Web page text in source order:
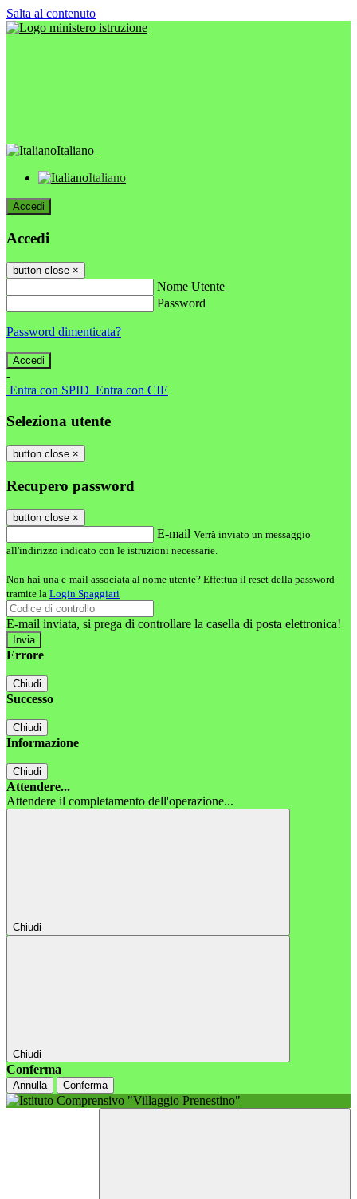
Salta al contenuto
Italiano
Italiano
Accedi
Accedi
button close ×
Nome Utente
Password
Password dimenticata?
-
Entra con SPID Entra con CIE
Seleziona utente
button close ×
Recupero password
button close ×
E-mail Verrà inviato un messaggio
all'indirizzo indicato con le istruzioni necessarie.
Non hai una e-mail associata al nome utente? Effettua il reset della password
tramite la Login Spaggiari
E-mail inviata, si prega di controllare la casella di posta elettronica!
Errore
Chiudi
Successo
Chiudi
Informazione
Chiudi
Attendere...
Attendere il completamento dell'operazione...
Chiudi
Chiudi
Conferma
Annulla Conferma